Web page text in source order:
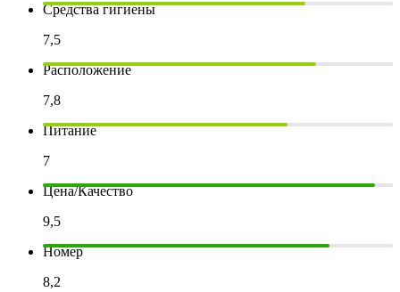
Средства гигиены
7,5
Расположение
7,8
Питание
7
Цена/Качество
9,5
Номер
8,2